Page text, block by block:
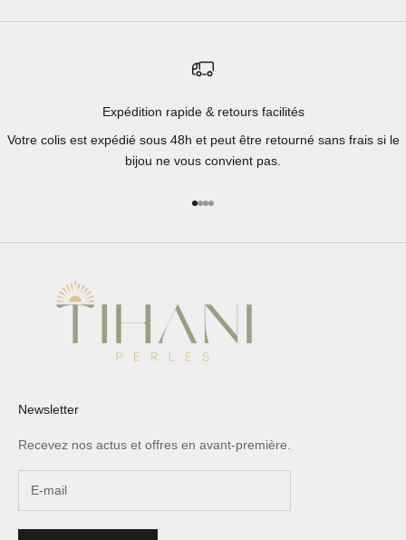
Expédition rapide & retours facilités
Votre colis est expédié sous 48h et peut être retourné sans frais si le
bijou ne vous convient pas.
Aller à l'élément 1
Aller à l'élément 2
Aller à l'élément 3
Aller à l'élément 4
Newsletter
Recevez nos actus et offres en avant-première.